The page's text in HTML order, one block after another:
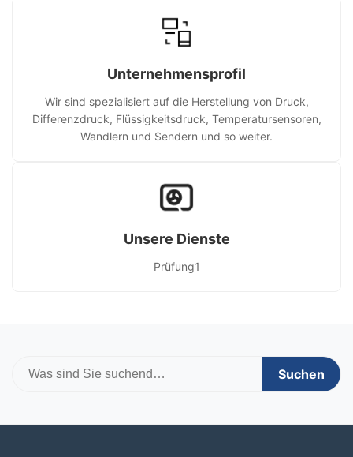
Unternehmensprofil
Wir sind spezialisiert auf die Herstellung von Druck,
Differenzdruck, Flüssigkeitsdruck, Temperatursensoren,
Wandlern und Sendern und so weiter.
Unsere Dienste
Prüfung1
Suchen